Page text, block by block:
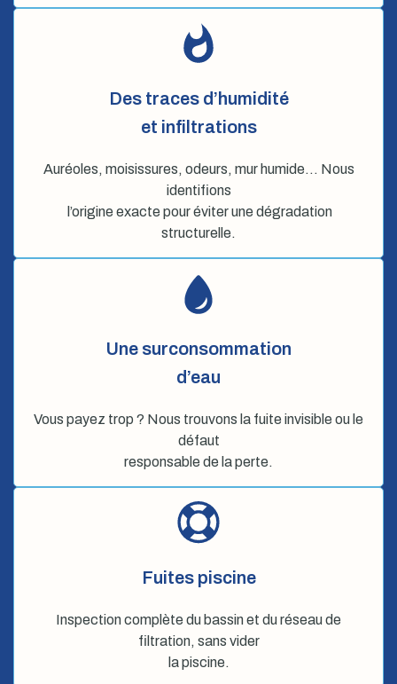
Des traces d’humidité
et infiltrations
Auréoles, moisissures, odeurs, mur humide… Nous
identifions
l’origine exacte pour éviter une dégradation
structurelle.
Une surconsommation
d’eau
Vous payez trop ? Nous trouvons la fuite invisible ou le
défaut
responsable de la perte.
Fuites piscine
Inspection complète du bassin et du réseau de
filtration, sans vider
la piscine.